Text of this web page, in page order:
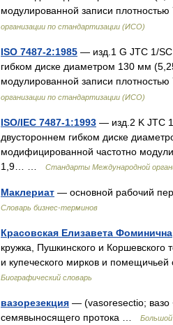
модулированной записи
организации по стандартизации (ИСО)
ISO 7487-2:1985 — изд.1 G JTC 1/
гибком диске диаметром 130 мм
модулированной записи
организации по стандартизации (ИСО)
ISO/IEC 7487-1:1993 — изд.2 K JTC
двустороннем гибком диске
модифицированной частотно
1,9… …
Стандарты Международной
Маклериат — основной рабочий
Словарь бизнес-терминов
Красовская Елизавета Фоминична
кружка, Пушкинского и Коршевского
и купеческого мирков и
Биографический словарь
вазорезекция — (vasoresectio; вазо
семявыносящего протока …
Большой